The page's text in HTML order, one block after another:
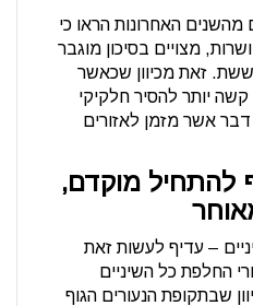
האחרונות הראו כי
מצויים בסיכון מוגבר
זאת מכיוון שכאשר
קשה יותר להסיר חלקיקי
דבר אשר מזמן לאזורים
להתחיל מוקדם,
– עדיף לעשות זאת
החלפת כל השיניים
שבתקופת הנעורים הגוף